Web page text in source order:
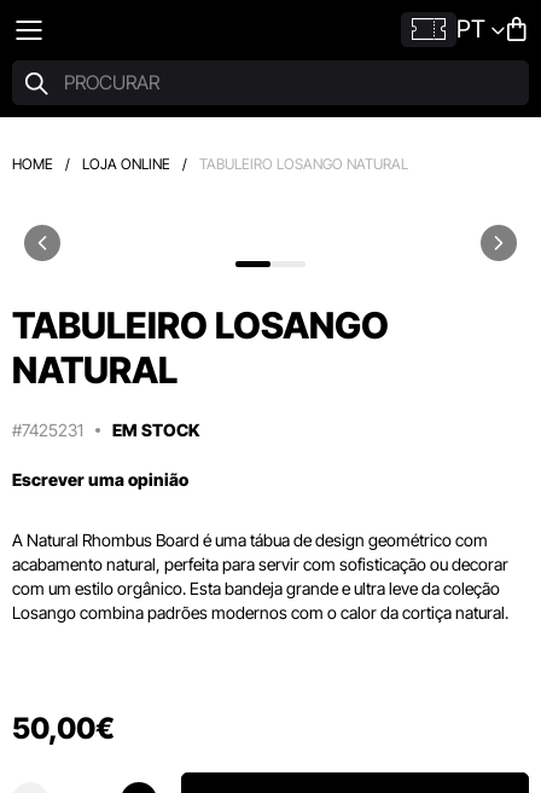
PT
HOME / LOJA ONLINE / TABULEIRO LOSANGO NATURAL
TABULEIRO LOSANGO
NATURAL
#7425231 EM STOCK
Escrever uma opinião
A Natural Rhombus Board é uma tábua de design geométrico com
acabamento natural, perfeita para servir com sofisticação ou decorar
com um estilo orgânico. Esta bandeja grande e ultra leve da coleção
Losango combina padrões modernos com o calor da cortiça natural.
50,00€